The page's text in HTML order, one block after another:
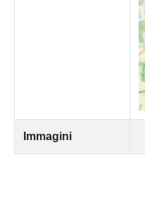
Immagini